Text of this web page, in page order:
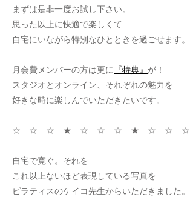
まずは是非一度お試し下さい。
思った以上に快適で楽しくて
自宅にいながら特別なひとときを過ごせます。
月会費メンバーの方は更に 『特典』 が！
スタジオとオンライン、それぞれの魅力を
好きな時に楽しんでいただきたいです。
☆ ☆ ☆ ★ ☆ ☆ ☆ ★ ☆ ☆ ☆
自宅で寛ぐ。それを
これ以上ないほど表現している写真を
ピラティスのケイコ先生からいただきました。